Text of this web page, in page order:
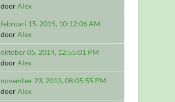
doorAlex
februari 15, 2015, 10:12:06 AM
doorAlex
oktober 05, 2014, 12:55:01 PM
doorAlex
november 23, 2013, 08:05:55 PM
doorAlex